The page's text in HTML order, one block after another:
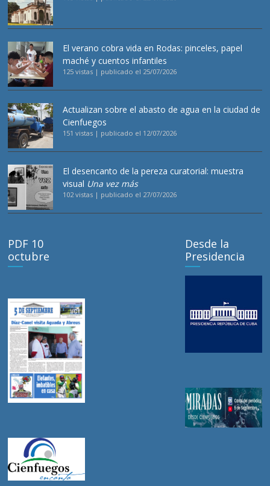
El verano cobra vida en Rodas: pinceles, papel
maché y cuentos infantiles
125 vistas | publicado el 25/07/2026
Actualizan sobre el abasto de agua en la ciudad de
Cienfuegos
151 vistas | publicado el 12/07/2026
El desencanto de la pereza curatorial: muestra
visual Una vez más
102 vistas | publicado el 27/07/2026
PDF 10
octubre
Desde la
Presidencia